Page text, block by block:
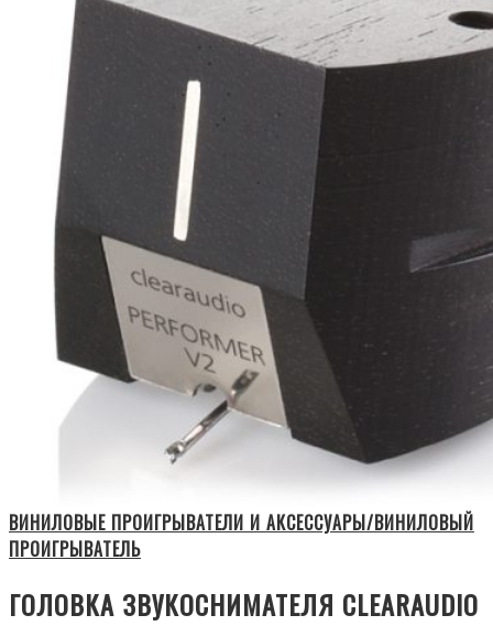
ВИНИЛОВЫЕ ПРОИГРЫВАТЕЛИ И АКСЕССУАРЫ/ВИНИЛОВЫЙ
ПРОИГРЫВАТЕЛЬ
ГОЛОВКА ЗВУКОСНИМАТЕЛЯ CLEARAUDIO